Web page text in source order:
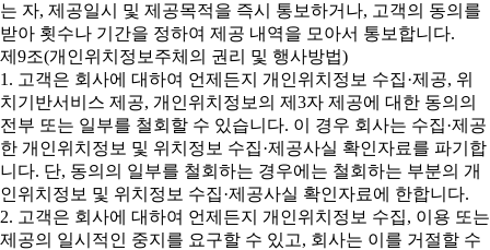
는 자, 제공일시 및 제공목적을 즉시 통보하거나, 고객의 동의를
받아 횟수나 기간을 정하여 제공 내역을 모아서 통보합니다.
제9조(개인위치정보주체의 권리 및 행사방법)
1. 고객은 회사에 대하여 언제든지 개인위치정보 수집·제공, 위
치기반서비스 제공, 개인위치정보의 제3자 제공에 대한 동의의
전부 또는 일부를 철회할 수 있습니다. 이 경우 회사는 수집·제공
한 개인위치정보 및 위치정보 수집·제공사실 확인자료를 파기합
니다. 단, 동의의 일부를 철회하는 경우에는 철회하는 부분의 개
인위치정보 및 위치정보 수집·제공사실 확인자료에 한합니다.
2. 고객은 회사에 대하여 언제든지 개인위치정보 수집, 이용 또는
제공의 일시적인 중지를 요구할 수 있고, 회사는 이를 거절할 수